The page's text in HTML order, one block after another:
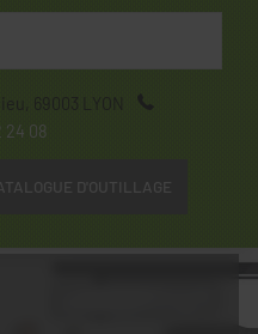
69003
LYON
24 08
D'OUTILLAGE